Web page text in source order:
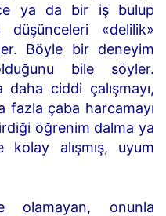
ya da bir iş bulup
düşünceleri «delilik»
Böyle bir deneyim
bile söyler.
daha ciddi çalışmayı,
fazla çaba harcamayı
öğrenim dalma ya
alışmış, uyum
olamayan, onunla